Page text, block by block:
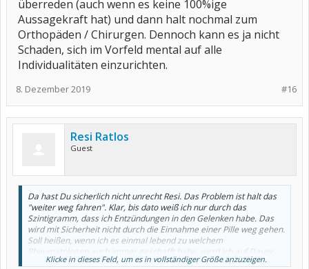
überreden (auch wenn es keine 100%ige
Aussagekraft hat) und dann halt nochmal zum
Orthopäden / Chirurgen. Dennoch kann es ja nicht
Schaden, sich im Vorfeld mental auf alle
Individualitäten einzurichten.
#16
8. Dezember 2019
Resi Ratlos
Guest
Da hast Du sicherlich nicht unrecht Resi. Das Problem ist halt das
"weiter weg fahren". Klar, bis dato weiß ich nur durch das
Szintigramm, dass ich Entzündungen in den Gelenken habe. Das
wird mit Sicherheit nicht durch die Einnahme einer Pille weg gehen.
Soll heißen, wenn ich es einmal lebend zu welchem
Rheumatologen auch immer geschafft habe, werd ich auf Dauer
gesehen ja wohl öfter da hin müssen, was in meinem Fall halt nicht
Klicke in dieses Feld, um es in vollständiger Größe anzuzeigen.